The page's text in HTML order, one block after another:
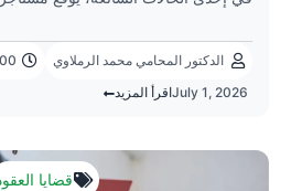
الدكتور المحامي محمد الرملاوي
pm
July 1, 2026اقرأ المزيد
قضايا